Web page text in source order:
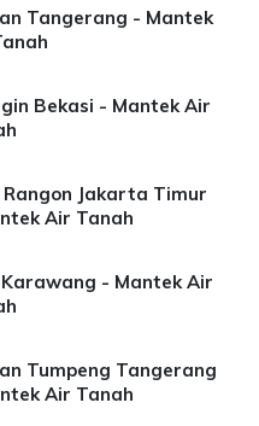
Tangerang - Mantek
Bekasi - Mantek Air
Rangon Jakarta Timur
Air Tanah
- Mantek Air
Tumpeng Tangerang
Air Tanah